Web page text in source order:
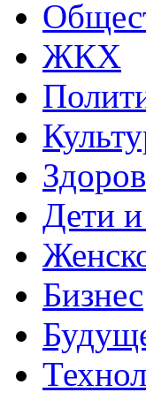
ЖКХ
Дети
Бизнес